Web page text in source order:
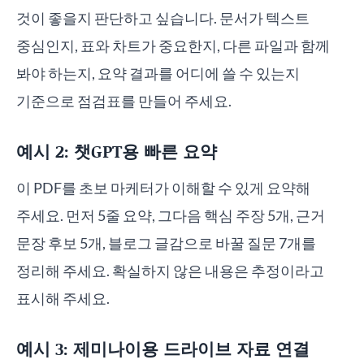
것이 좋을지 판단하고 싶습니다. 문서가 텍스트
중심인지, 표와 차트가 중요한지, 다른 파일과 함께
봐야 하는지, 요약 결과를 어디에 쓸 수 있는지
기준으로 점검표를 만들어 주세요.
예시 2: 챗GPT용 빠른 요약
이 PDF를 초보 마케터가 이해할 수 있게 요약해
주세요. 먼저 5줄 요약, 그다음 핵심 주장 5개, 근거
문장 후보 5개, 블로그 글감으로 바꿀 질문 7개를
정리해 주세요. 확실하지 않은 내용은 추정이라고
표시해 주세요.
예시 3: 제미나이용 드라이브 자료 연결